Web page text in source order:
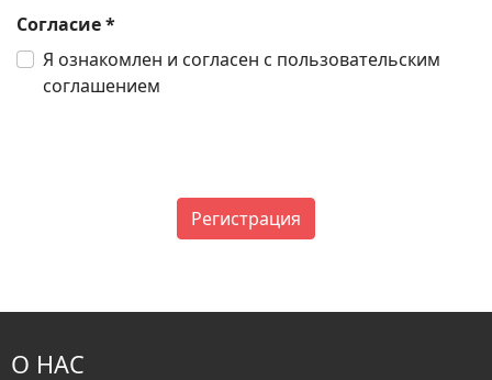
Согласие*
Я ознакомлен и согласен с пользовательским
соглашением
Регистрация
О НАС